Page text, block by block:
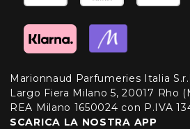
Marionnaud Parfumeries Italia
Largo Fiera Milano 5, 20017 Rho
REA Milano 1650024 con P.IVA
SCARICA LA NOSTRA APP